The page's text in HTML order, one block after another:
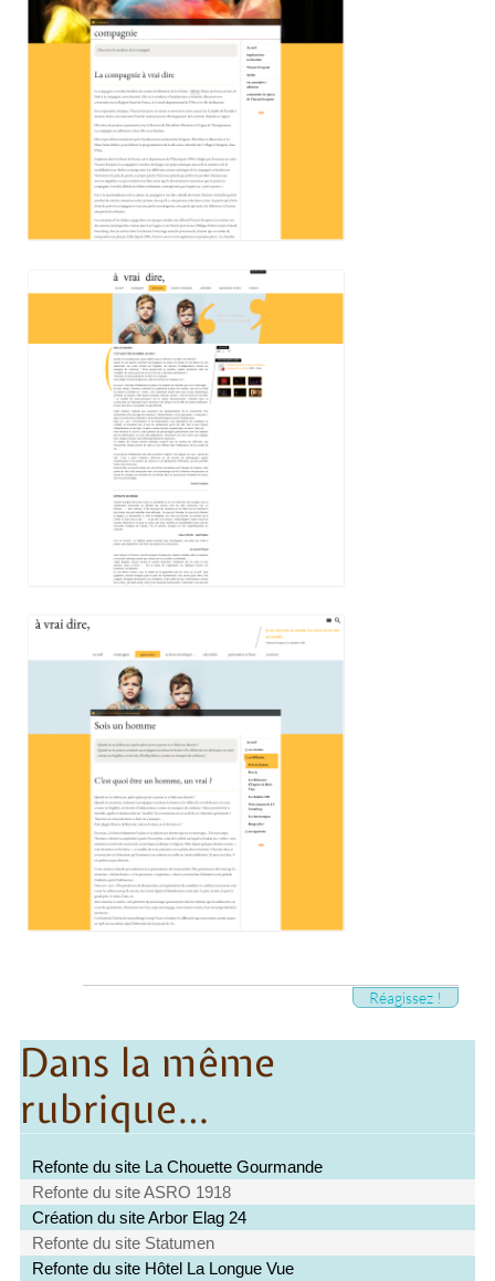
Réagissez !
Dans la même
rubrique…
Refonte du site La Chouette Gourmande
Refonte du site ASRO 1918
Création du site Arbor Elag 24
Refonte du site Statumen
Refonte du site Hôtel La Longue Vue